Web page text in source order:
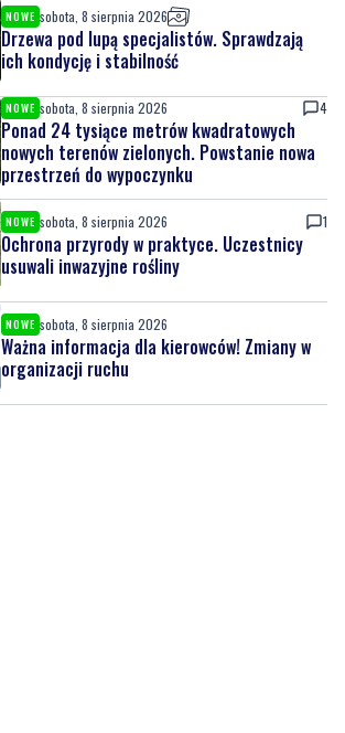
NOWE sobota, 8 sierpnia 2026
Drzewa pod lupą specjalistów. Sprawdzają
ich kondycję i stabilność
NOWE sobota, 8 sierpnia 2026 4
Ponad 24 tysiące metrów kwadratowych
nowych terenów zielonych. Powstanie nowa
przestrzeń do wypoczynku
NOWE sobota, 8 sierpnia 2026 1
Ochrona przyrody w praktyce. Uczestnicy
usuwali inwazyjne rośliny
NOWE sobota, 8 sierpnia 2026
Ważna informacja dla kierowców! Zmiany w
organizacji ruchu